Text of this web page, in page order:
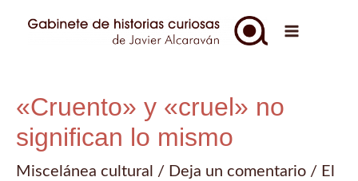
«Cruento» y «cruel» no
significan lo mismo
Miscelánea cultural / Deja un comentario / El